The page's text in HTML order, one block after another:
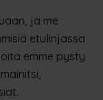
ja me
etulinjassa
emme pysty